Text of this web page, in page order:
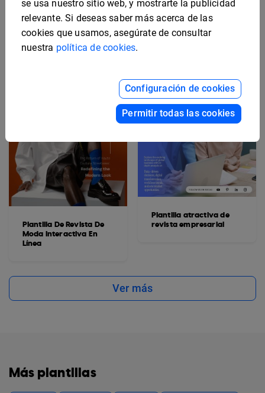
Sofisticada
Plantilla De Revista De
Moda Interactiva En
Línea
Plantilla atractiva de
revista empresarial
Ver más
Más plantillas
se usa nuestro sitio web, y mostrarte la publicidad
relevante. Si deseas saber más acerca de las
cookies que usamos, asegúrate de consultar
nuestra política de cookies.
Configuración de cookies
Permitir todas las cookies